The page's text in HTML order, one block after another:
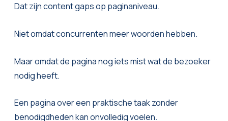
Dat zijn content gaps op paginaniveau.
Niet omdat concurrenten meer woorden hebben.
Maar omdat de pagina nog iets mist wat de bezoeker
nodig heeft.
Een pagina over een praktische taak zonder
benodigdheden kan onvolledig voelen.